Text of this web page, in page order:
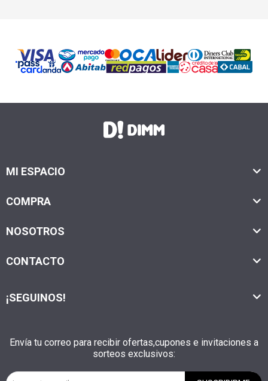
MI ESPACIO
COMPRA
NOSOTROS
CONTACTO
Envía tu correo para recibir ofertas,cupones e invitaciones a
sorteos exclusivos:
¡SEGUINOS!